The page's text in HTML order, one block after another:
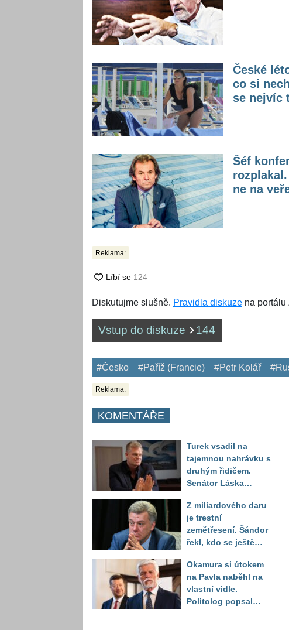
České
co si
se nejvíc
Šéf
ne na
Reklama:
Diskutujme slušně. Pravidla diskuze na portálu
Vstup do diskuze 144
#Česko #Paříž (Francie) #Petr Kolář
Reklama:
KOMENTÁŘE
Turek vsadil na
tajemnou nahrávku s
druhým řidičem.
Senátor Láska
může celý příběh
otočit
Z miliardového daru
je trestní
zemětřesení. Šándor
řekl, kdo se ještě
Okamura si útokem
na Pavla naběhl na
vlastní vidle.
Politolog popsal